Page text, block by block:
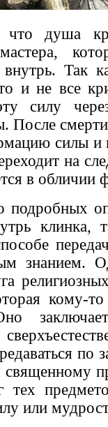
что душа
Так
и не все
силу
После
силы и
на
в обличии
клинка,
знанием.
кому-то
Оно
по
священному
тех
или